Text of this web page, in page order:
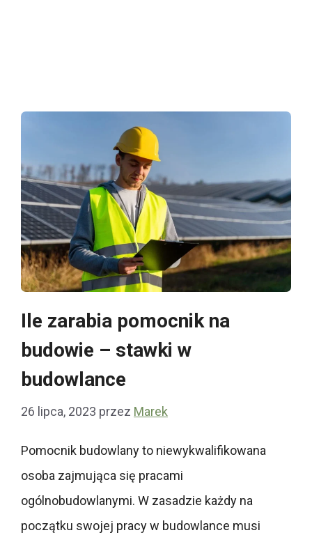
Ile zarabia pomocnik na
budowie – stawki w
budowlance
26 lipca, 2023 przez Marek
Pomocnik budowlany to niewykwalifikowana
osoba zajmująca się pracami
ogólnobudowlanymi. W zasadzie każdy na
początku swojej pracy w budowlance musi